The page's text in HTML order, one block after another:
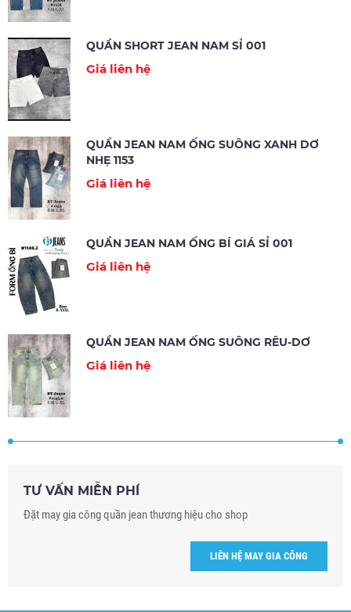
QUẦN SHORT JEAN NAM SỈ 001
Giá liên hệ
QUẦN JEAN NAM ỐNG SUÔNG XANH DƠ
NHẸ 1153
Giá liên hệ
QUẦN JEAN NAM ỐNG BÍ GIÁ SỈ 001
Giá liên hệ
QUẦN JEAN NAM ỐNG SUÔNG RÊU-DƠ
Giá liên hệ
TƯ VẤN MIỄN PHÍ
Đặt may gia công quần jean thương hiệu cho shop
LIÊN HỆ MAY GIA CÔNG